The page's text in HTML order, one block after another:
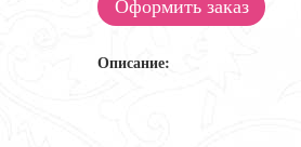
Оформить заказ
Описание: